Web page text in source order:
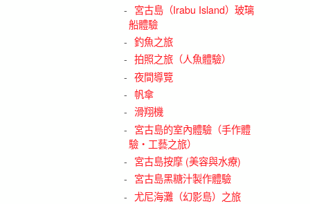
宮古島（Irabu Island）玻璃
船體驗
釣魚之旅
拍照之旅（人魚體驗）
夜間導覽
帆傘
滑翔機
宮古島的室內體驗（手作體
驗・工藝之旅）
宮古島按摩 (美容與水療)
宮古島黑糖汁製作體驗
尤尼海灘（幻影島）之旅